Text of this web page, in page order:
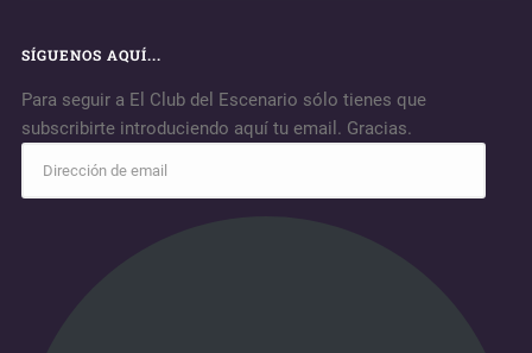
SÍGUENOS AQUÍ...
Para seguir a El Club del Escenario sólo tienes que
subscribirte introduciendo aquí tu email. Gracias.